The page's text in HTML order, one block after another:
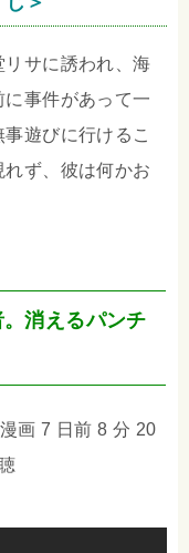
リサに誘われ、海
事件があって一
遊びに行けるこ
ず、彼は何かお
消えるパンチ
画 7 日前 8 分 20